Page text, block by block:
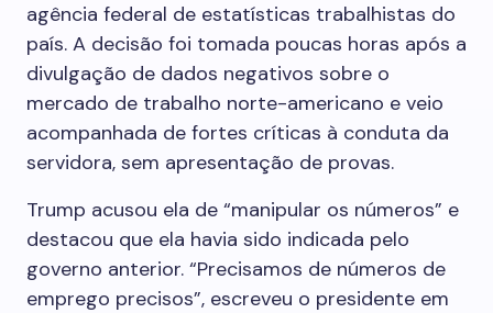
agência federal de estatísticas trabalhistas do
país. A decisão foi tomada poucas horas após a
divulgação de dados negativos sobre o
mercado de trabalho norte-americano e veio
acompanhada de fortes críticas à conduta da
servidora, sem apresentação de provas.
Trump acusou ela de “manipular os números” e
destacou que ela havia sido indicada pelo
governo anterior. “Precisamos de números de
emprego precisos”, escreveu o presidente em